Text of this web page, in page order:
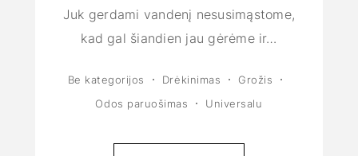
Juk gerdami vandenį nesusimąstome,
kad gal šiandien jau gėrėme ir…
Be kategorijos Drėkinimas
Grožis
Odos paruošimas
Universalu